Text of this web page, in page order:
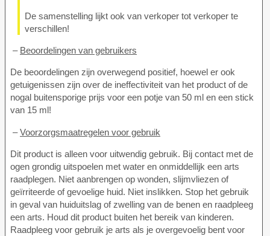
De samenstelling lijkt ook van verkoper tot verkoper te
verschillen!
– Beoordelingen van gebruikers
De beoordelingen zijn overwegend positief, hoewel er ook
getuigenissen zijn over de ineffectiviteit van het product of de
nogal buitensporige prijs voor een potje van 50 ml en een stick
van 15 ml!
–Voorzorgsmaatregelen voor gebruik
Dit product is alleen voor uitwendig gebruik. Bij contact met de
ogen grondig uitspoelen met water en onmiddellijk een arts
raadplegen. Niet aanbrengen op wonden, slijmvliezen of
geïrriteerde of gevoelige huid. Niet inslikken. Stop het gebruik
in geval van huiduitslag of zwelling van de benen en raadpleeg
een arts. Houd dit product buiten het bereik van kinderen.
Raadpleeg voor gebruik je arts als je overgevoelig bent voor